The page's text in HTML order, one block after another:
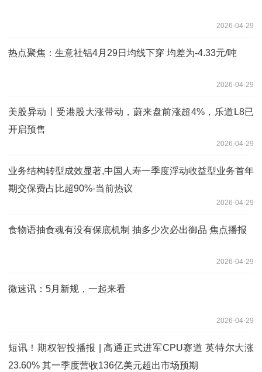
2026-04-29
热点聚焦：生意社铝4月29日均线下穿 均差为-4.33元/吨
2026-04-29
美股异动丨受港股大涨带动，蔚来盘前涨超4%，乐道L8已
开启预售
2026-04-29
业务结构转型成效显著,中国人寿一季度浮动收益型业务首年
期交保费占比超90%-当前热议
2026-04-29
食物语抽食魂有没有保底机制 抽多少次必出御品 焦点播报
2026-04-29
微速讯：5月新规，一起来看
2026-04-29
短讯！期权智投播报 | 高通正式进军CPU赛道 英特尔大涨
23.60% 其一季度营收136亿美元超出市场预期